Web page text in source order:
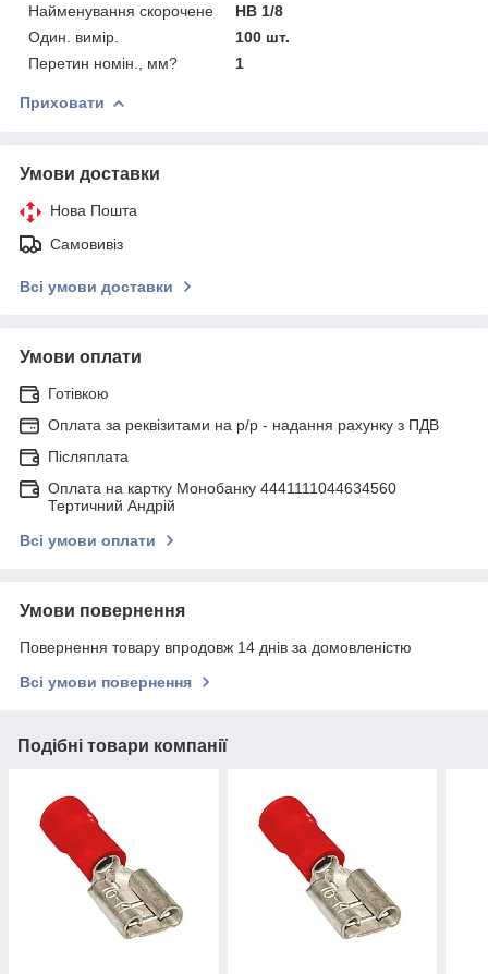
Найменування скорочене
НВ 1/8
Один. вимір.
100 шт.
Перетин номін., мм?
1
Приховати
Умови доставки
Нова Пошта
Самовивіз
Всі умови доставки
Умови оплати
Готівкою
Оплата за реквізитами на р/р - надання рахунку з ПДВ
Післяплата
Оплата на картку Монобанку 4441111044634560
Тертичний Андрій
Всі умови оплати
Умови повернення
Повернення товару впродовж 14 днів за домовленістю
Всі умови повернення
Подібні товари компанії